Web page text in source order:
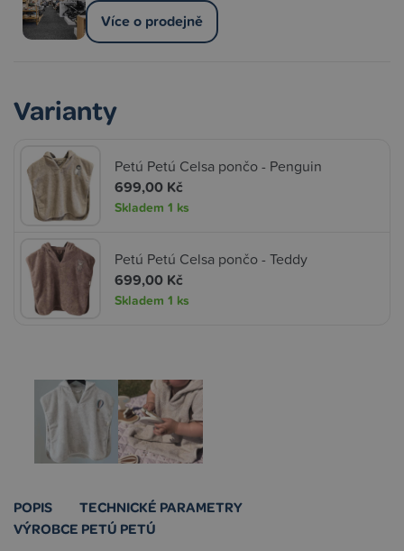
Více o prodejně
Varianty
Petú Petú Celsa pončo - Penguin
699,00 Kč
Skladem 1 ks
Petú Petú Celsa pončo - Teddy
699,00 Kč
Skladem 1 ks
POPIS
TECHNICKÉ PARAMETRY
VÝROBCE PETÚ PETÚ